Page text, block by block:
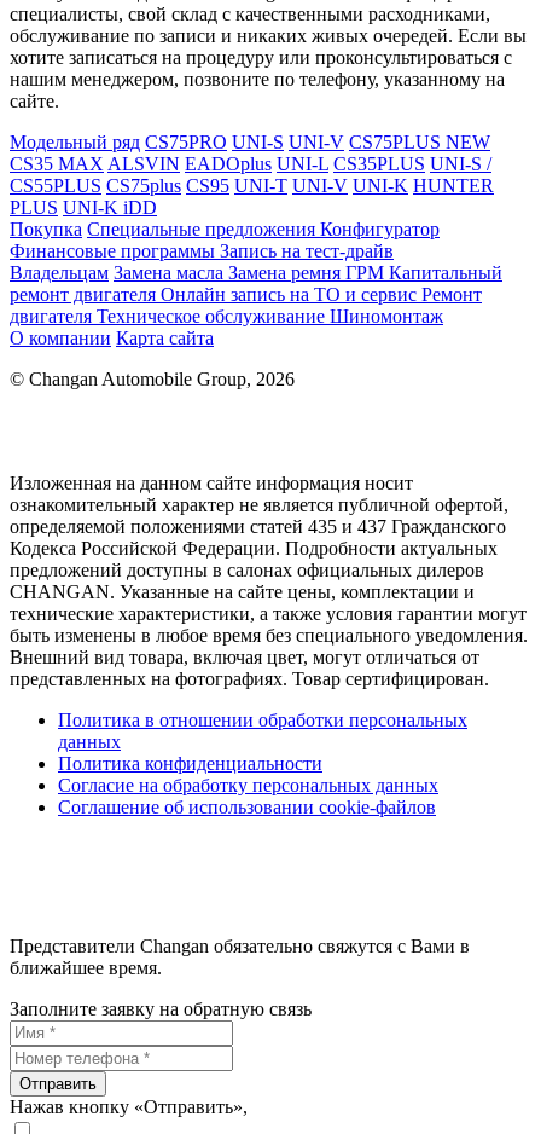
специалисты, свой склад с качественными расходниками,
обслуживание по записи и никаких живых очередей. Если вы
хотите записаться на процедуру или проконсультироваться с
нашим менеджером, позвоните по телефону, указанному на
сайте.
Модельный ряд CS75PRO UNI-S UNI-V CS75PLUS NEW
CS35 MAXALSVIN EADOplus UNI-L CS35PLUS UNI-S /
CS55PLUS CS75plus CS95 UNI-T UNI-V UNI-K HUNTER
PLUS UNI-K iDD
Покупка Специальные предложения Конфигуратор
Финансовые программы Запись на тест-драйв
Владельцам Замена масла Замена ремня ГРМ Капитальный
ремонт двигателя Онлайн запись на ТО и сервис Ремонт
двигателя Техническое обслуживание Шиномонтаж
О компании Карта сайта
© Changan Automobile Group, 2026
Изложенная на данном сайте информация носит
ознакомительный характер не является публичной офертой,
определяемой положениями статей 435 и 437 Гражданского
Кодекса Российской Федерации. Подробности актуальных
предложений доступны в салонах официальных дилеров
CHANGAN. Указанные на сайте цены, комплектации и
технические характеристики, а также условия гарантии могут
быть изменены в любое время без специального уведомления.
Внешний вид товара, включая цвет, могут отличаться от
представленных на фотографиях. Товар сертифицирован.
Политика в отношении обработки персональных
данных
Политика конфиденциальности
Согласие на обработку персональных данных
Соглашение об использовании cookie-файлов
Представители Changan обязательно свяжутся с Вами в
ближайшее время.
Заполните заявку на обратную связь
Отправить
Нажав кнопку «Отправить»,